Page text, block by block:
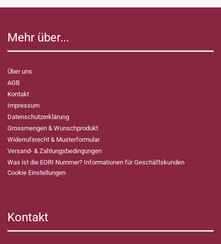
Mehr über...
Über uns
AGB
Kontakt
Impressum
Datenschutzerklärung
Grossmengen & Wunschprodukt
Widerrufsrecht & Musterformular
Versand- & Zahlungsbedingungen
Was ist die EORI Nummer? Informationen für Geschäftskunden
Cookie Einstellungen
Kontakt